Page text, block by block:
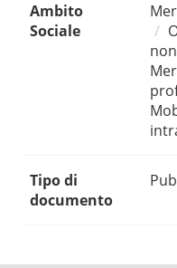
Ambito
Sociale
Tipo di
documento